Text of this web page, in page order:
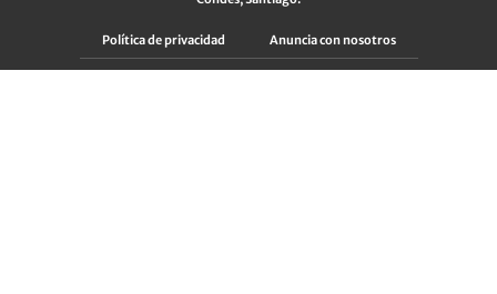
Política de privacidad Anuncia con nosotros